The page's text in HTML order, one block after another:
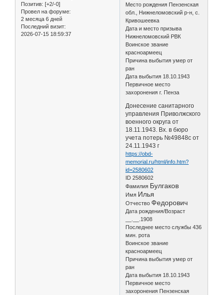
Позитив: [+2/-0]
Провел на форуме:
2 месяца 6 дней
Последний визит:
2026-07-15 18:59:37
Место рождения Пензенская
обл., Нижнеломовский р-н, с.
Кривошеевка
Дата и место призыва
Нижнеломовский РВК
Воинское звание
красноармеец
Причина выбытия умер от
ран
Дата выбытия 18.10.1943
Первичное место
захоронения г. Пенза
Донесение санитарного
управления Приволжского
военного округа от
18.11.1943. Вх. в бюро
учета потерь №49848с от
24.11.1943 г
https://obd-
memorial.ru/html/info.htm?
id=2580602
ID 2580602
Фамилия Булгаков
Имя Илья
ОтчествоФедорович
Дата рождения/Возраст
__.__.1908
Последнее место службы 436
мин. рота
Воинское звание
красноармеец
Причина выбытия умер от
ран
Дата выбытия 18.10.1943
Первичное место
захоронения Пензенская